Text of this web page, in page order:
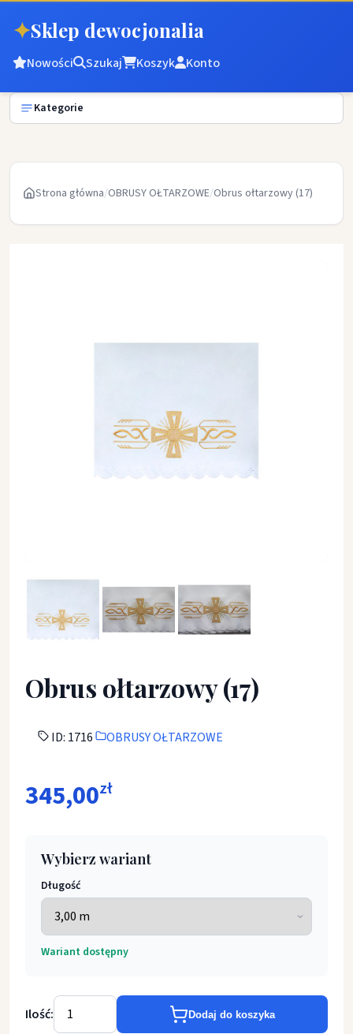
✦Sklep dewocjonalia
Nowości Szukaj Koszyk Konto
Kategorie
Strona główna/OBRUSY OŁTARZOWE/Obrus ołtarzowy (17)
Obrus ołtarzowy (17)
ID: 1716 OBRUSY OŁTARZOWE
345,00zł
Wybierz wariant
Długość
Wariant dostępny
Ilość: Dodaj do koszyka